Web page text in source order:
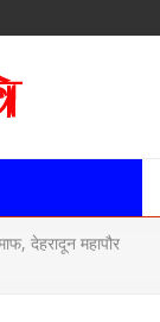
देहरादून महापौर